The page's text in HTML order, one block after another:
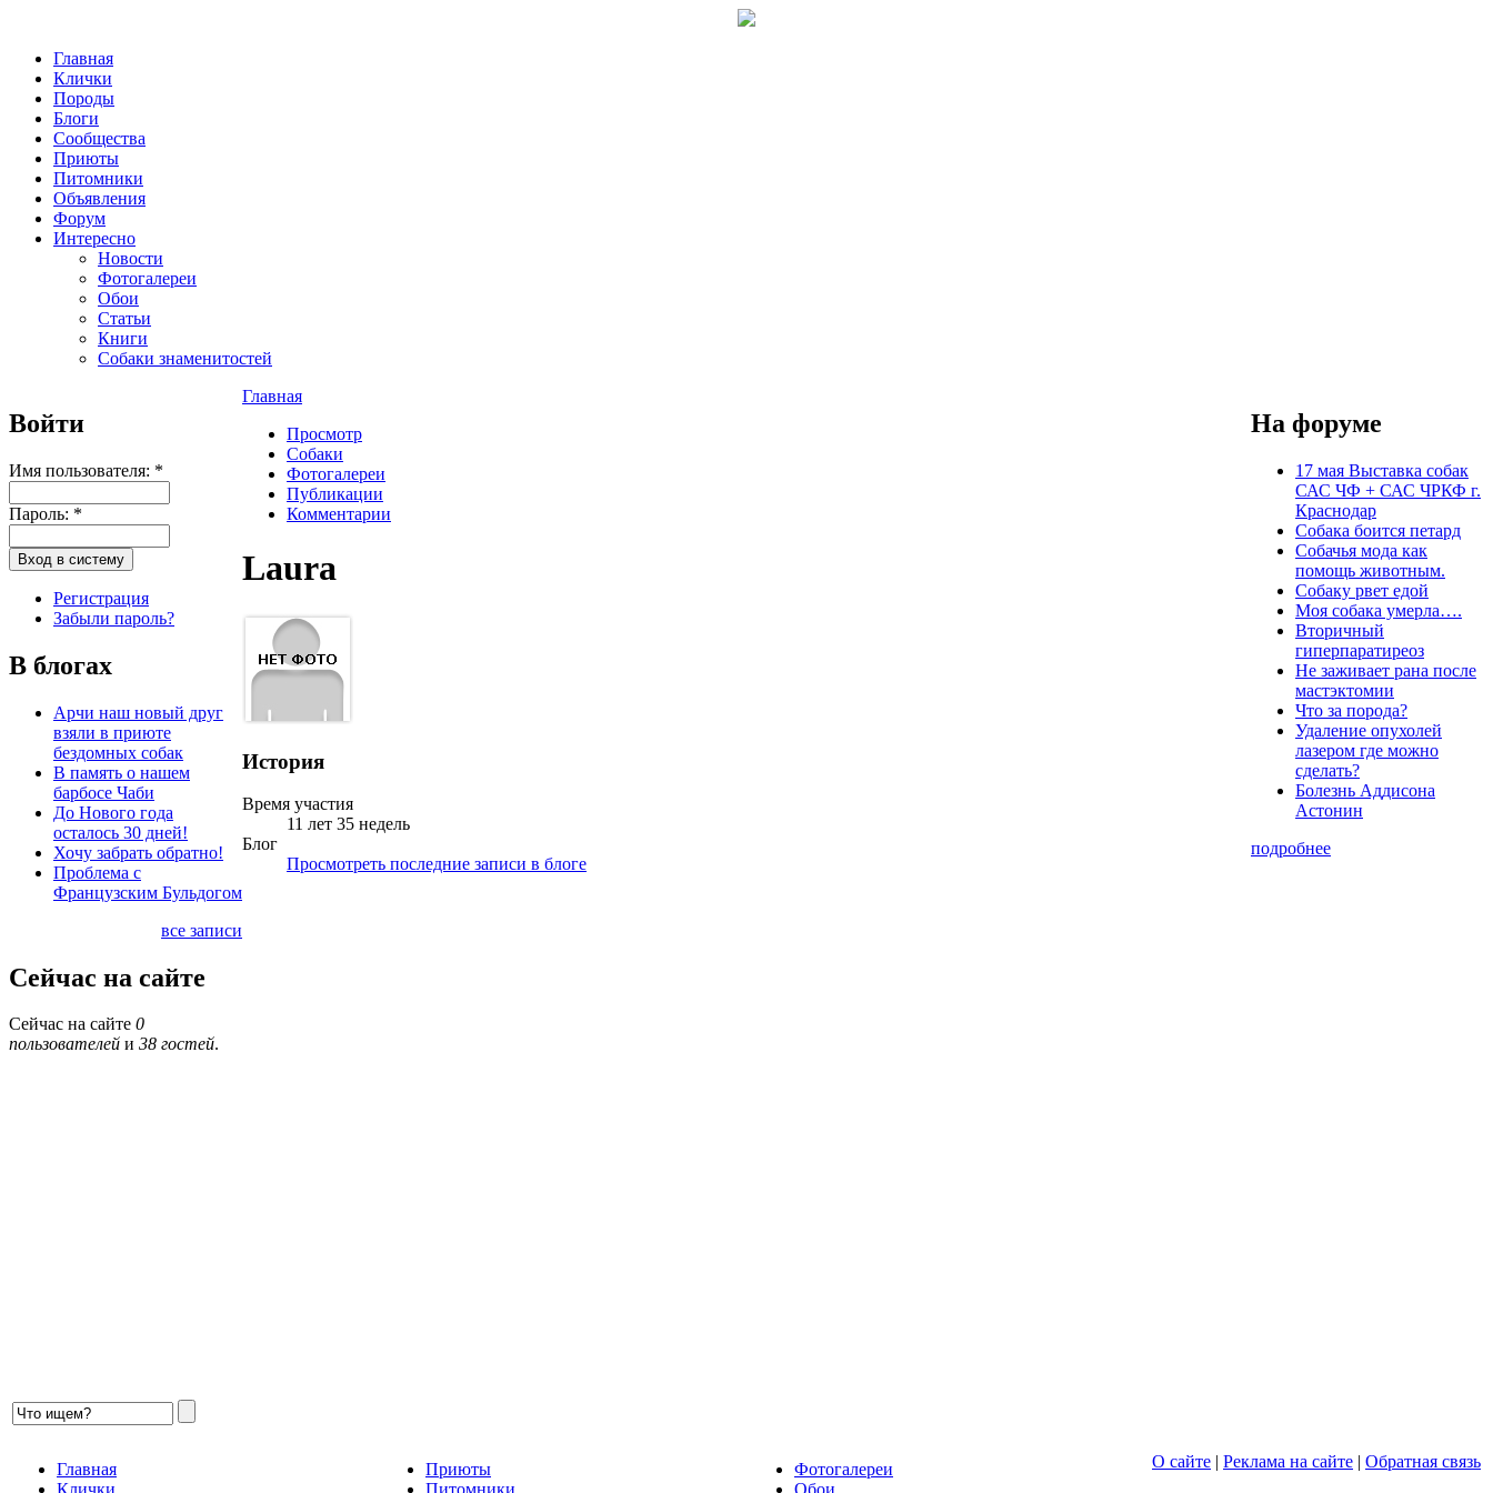
Главная
Клички
Породы
Блоги
Сообщества
Приюты
Питомники
Объявления
Форум
Интересно
Новости
Фотогалереи
Обои
Статьи
Книги
Собаки знаменитостей
Войти
Имя пользователя: *
Пароль: *
Регистрация
Забыли пароль?
В блогах
Арчи наш новый друг
взяли в приюте
бездомных собак
В память о нашем
барбосе Чаби
До Нового года
осталось 30 дней!
Хочу забрать обратно!
Проблема с
Французским Бульдогом
все записи
Сейчас на сайте
Сейчас на сайте 0
пользователей и 38 гостей.
Главная
Просмотр
Собаки
Фотогалереи
Публикации
Комментарии
Laura
История
Время участия
11 лет 35 недель
Блог
Просмотреть последние записи в блоге
На форуме
17 мая Выставка собак
САС ЧФ + САС ЧРКФ г.
Краснодар
Собака боится петард
Собачья мода как
помощь животным.
Собаку рвет едой
Моя собака умерла….
Вторичный
гиперпаратиреоз
Не заживает рана после
мастэктомии
Что за порода?
Удаление опухолей
лазером где можно
сделать?
Болезнь Аддисона
Астонин
подробнее
Главная
Клички
Приюты
Питомники
Фотогалереи
Обои
О сайте | Реклама на сайте | Обратная связь